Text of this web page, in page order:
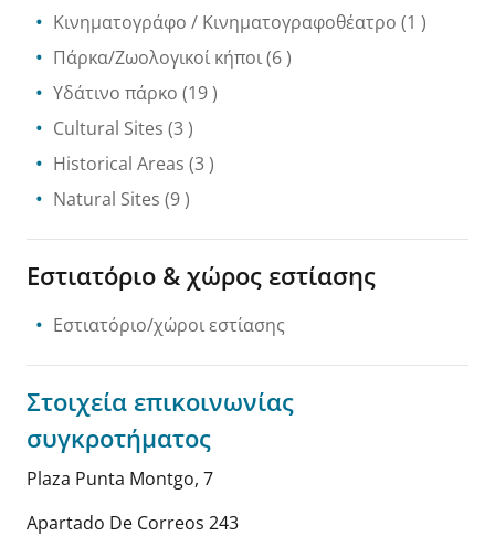
Κινηματογράφο / Κινηματογραφοθέατρο (1 )
Πάρκα/Ζωολογικοί κήποι(6 )
Υδάτινο πάρκο (19 )
Cultural Sites (3 )
Historical Areas (3 )
Natural Sites (9 )
Εστιατόριο & χώρος εστίασης
Εστιατόριο/χώροι εστίασης
Στοιχεία επικοινωνίας
συγκροτήματος
Plaza Punta Montgo, 7
Apartado De Correos 243